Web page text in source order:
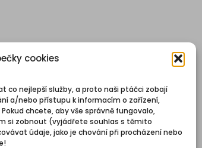
cookies
co nejlepší služby, a proto naši ptáčci zobají
a/nebo přístupu k informacím o zařízení,
chcete, aby vše správně fungovalo,
si zobnout (vyjádřete souhlas s těmito
údaje, jako je chování při procházení nebo